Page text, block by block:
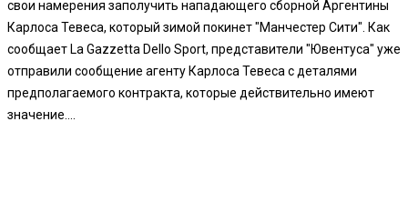
свои намерения заполучить нападающего сборной Аргентины
Карлоса Тевеса, который зимой покинет "Манчестер Сити". Как
сообщает La Gazzetta Dello Sport, представители "Ювентуса" уже
отправили сообщение агенту Карлоса Тевеса с деталями
предполагаемого контракта, которые действительно имеют
значение....